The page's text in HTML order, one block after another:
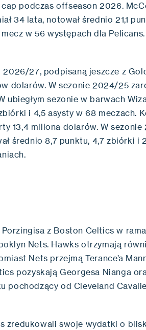
podczas offseason 2026.
34 lata, notował średnio 21,1
w 56 występach dla Pelicans.
27, podpisaną jeszcze z
dolarów. W sezonie 2024/25
ubiegłym sezonie w barwach
i 4,5 asysty w 68 meczach.
13,4 miliona dolarów. W
średnio 8,7 punktu, 4,7 zbiórki i
z Boston Celtics w
Nets. Hawks otrzymają
Nets przejmą Terance’a
pozyskają Georgesa Nianga
pochodzący od Cleveland
zredukowali swoje wydatki o